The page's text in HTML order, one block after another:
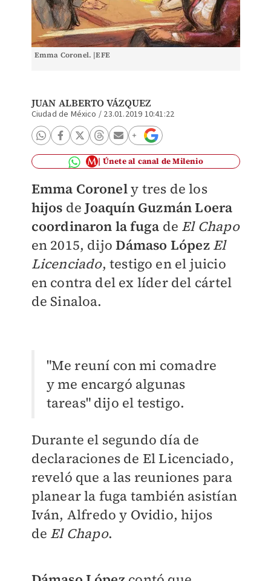
Emma Coronel. |EFE
JUAN ALBERTO VÁZQUEZ
Ciudad de México / 23.01.2019 10:41:22
Únete al canal de Milenio
Emma Coronely tres de los
hijos deJoaquín Guzmán Loera
coordinaron la fuga de El Chapo
en 2015, dijoDámaso López El
Licenciado, testigo en el juicio
en contra del ex líder del cártel
de Sinaloa.
"Me reuní con mi comadre
y me encargó algunas
tareas" dijo el testigo.
Durante el segundo día de
declaraciones de El Licenciado,
reveló que a las reuniones para
planear la fuga también asistían
Iván, Alfredo y Ovidio, hijos
de El Chapo.